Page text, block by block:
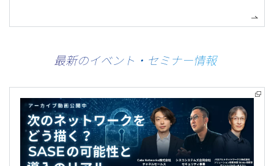
最新のイベント・セミナー情報